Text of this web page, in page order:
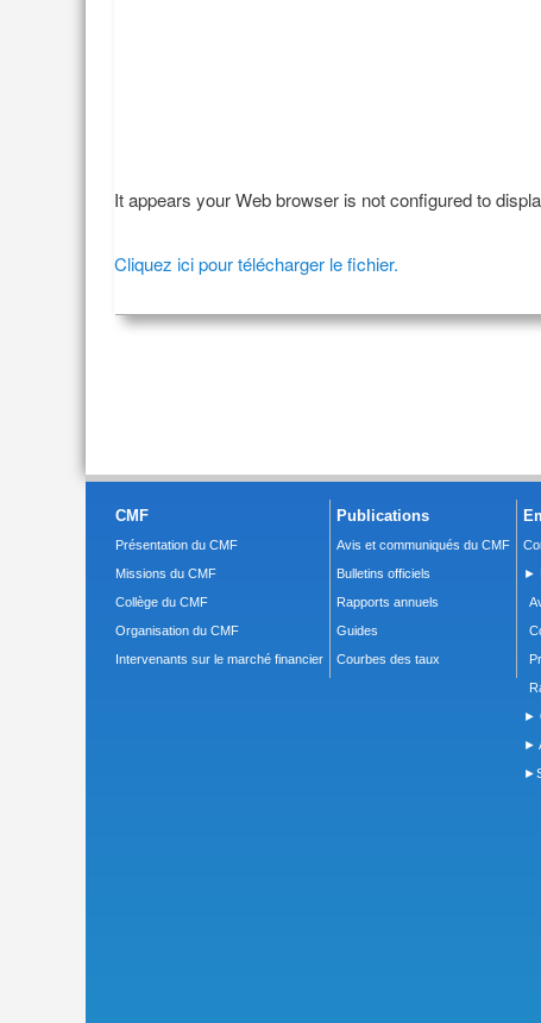
It appears your Web browser is not configured to
Cliquez ici pour télécharger le fichier.
CMF
Présentation du CMF
Missions du CMF
Collège du CMF
Organisation du CMF
Intervenants sur le marché financier
Publications
Avis et communiqués du CMF
Bulletins officiels
Rapports annuels
Guides
Courbes des taux
►
►
►